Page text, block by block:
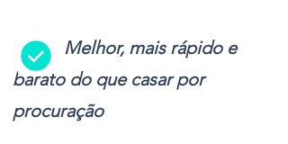
-Melhor, mais rápido e
barato do que casar por
procuração